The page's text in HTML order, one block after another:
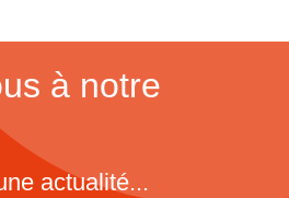
à notre
actualité...